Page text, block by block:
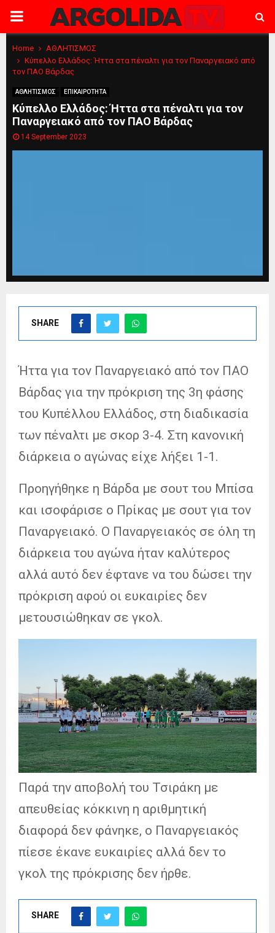
PRIMARY
MENU
Home
ΑΘΛΗΤΙΣΜΟΣ
Κύπελλο Eλλάδος: Ήττα στα πέναλτι για τον Παναργειακό από
τον ΠΑΟ Βάρδας
ΑΘΛΗΤΙΣΜΟΣ ΕΠΙΚΑΙΡΟΤΗΤΑ
Κύπελλο Eλλάδος: Ήττα στα πέναλτι για τον
Παναργειακό από τον ΠΑΟ Βάρδας
14 September 2023
SHARE
Ήττα για τον Παναργειακό από τον ΠΑΟ
Βάρδας για την πρόκριση της 3η φάσης
του Κυπέλλου Ελλάδος, στη διαδικασία
των πέναλτι με σκορ 3-4. Στη κανονική
διάρκεια ο αγώνας είχε λήξει 1-1.
Προηγήθηκε η Βάρδα με σουτ του Μπίσα
και ισοφάρισε ο Πρίκας με σουτ για τον
Παναργειακό. Ο Παναργειακός σε όλη τη
διάρκεια του αγώνα ήταν καλύτερος
αλλά αυτό δεν έφτανε να του δώσει την
πρόκριση αφού οι ευκαιρίες δεν
μετουσιώθηκαν σε γκολ.
Παρά την αποβολή του Τσιράκη με
απευθείας κόκκινη η αριθμητική
διαφορά δεν φάνηκε, ο Παναργειακός
πίεσε έκανε ευκαιρίες αλλά δεν το
γκολ της πρόκρισης δεν ήρθε.
SHARE